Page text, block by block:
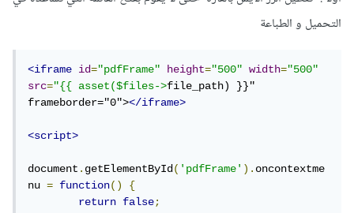
التحميل و الطباعة
<iframe id="pdfFrame" height="500" width="500"
src="{{ asset($files->file_path) }}"
frameborder="0"></iframe>
<script>
document.getElementById('pdfFrame').oncontextme
nu = function()
{
return
false;